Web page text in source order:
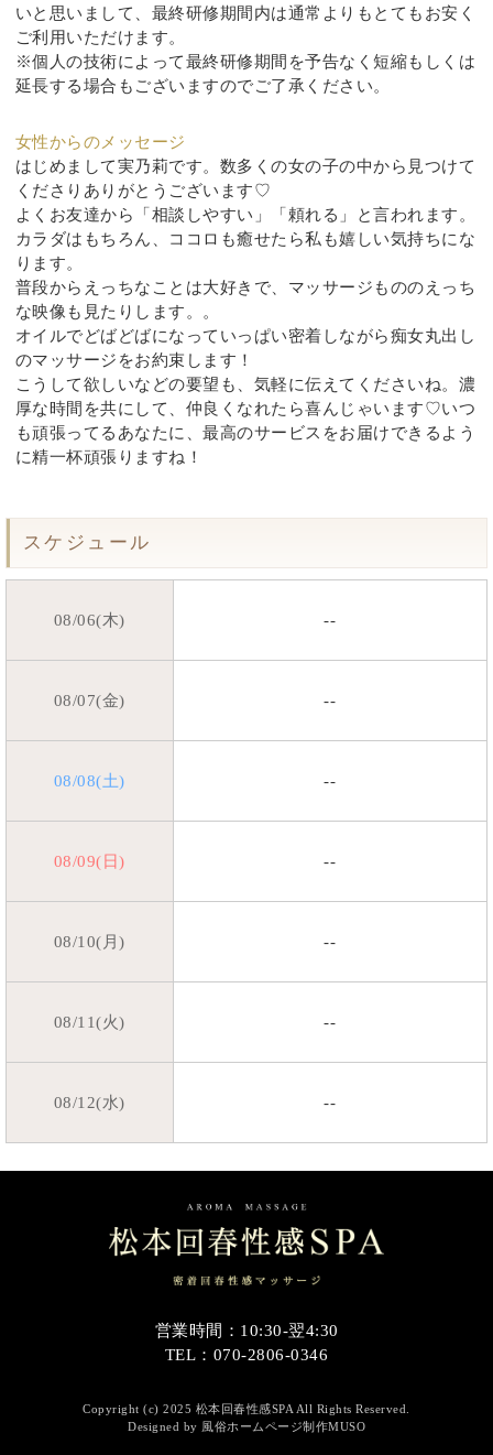
いと思いまして、最終研修期間内は通常よりもとてもお安く
ご利用いただけます。
※個人の技術によって最終研修期間を予告なく短縮もしくは
延長する場合もございますのでご了承ください。
女性からのメッセージ
はじめまして実乃莉です。数多くの女の子の中から見つけて
くださりありがとうございます♡
よくお友達から「相談しやすい」「頼れる」と言われます。
カラダはもちろん、ココロも癒せたら私も嬉しい気持ちにな
ります。
普段からえっちなことは大好きで、マッサージもののえっち
な映像も見たりします。。
オイルでどばどばになっていっぱい密着しながら痴女丸出し
のマッサージをお約束します！
こうして欲しいなどの要望も、気軽に伝えてくださいね。濃
厚な時間を共にして、仲良くなれたら喜んじゃいます♡いつ
も頑張ってるあなたに、最高のサービスをお届けできるよう
に精一杯頑張りますね！
スケジュール
08/06(木) --
08/07(金) --
08/08(土) --
08/09(日) --
08/10(月) --
08/11(火) --
08/12(水) --
営業時間：10:30-翌4:30
TEL：070-2806-0346
Copyright (c) 2025 松本回春性感SPA All Rights Reserved.
Designed by 風俗ホームページ制作MUSO